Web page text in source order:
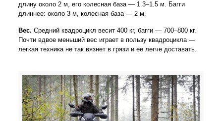
длину около 2 м, его колесная база — 1.3–1.5 м. Багги
длиннее: около 3 м, колесная база — 2 м.
Вес. Средний квадроцикл весит 400 кг, багги — 700–800 кг.
Почти вдвое меньший вес играет в пользу квадроцикла —
легкая техника не так вязнет в грязи и ее легче доставать.